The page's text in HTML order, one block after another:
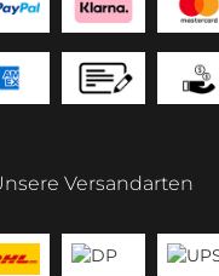
Versandarten